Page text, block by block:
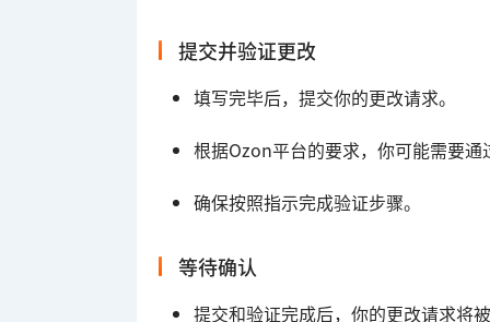
提交并验证更改
填写完毕后，提交你的更改请求。
根据Ozon平台的要求，你可能需要
确保按照指示完成验证步骤。
等待确认
提交和验证完成后，你的更改请求将